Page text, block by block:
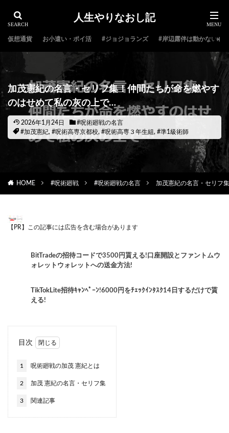
人生やりなおし記
仮想通貨 お小遣い・ポイ活 #ジョジョランズ #岸辺露伴は動かない
加茂憲紀の名言・セリフ集！仲間たちが命を燃やす
のはせめて私の灰の上で…
2026年1月24日
#呪術廻戦の名言
#加茂憲紀, #呪術高専京都校, #呪術高専３年生組, #準1級術師
HOME #呪術廻戦 #呪術廻戦の名言 加茂憲紀の名言・セリフ
【PR】この記事には広告を含む場合があります
BitTradeの招待コードで3500円貰える!口座開設とファントムウ
ォレットウォレットへの送金方法!
TikTokLite招待ｷｬﾝﾍﾟｰﾝ!6000円をﾁｪｯｸｲﾝﾀｽｸ14日するだけで貰
える!
目次
1 呪術廻戦の加茂 憲紀とは
2 加茂 憲紀の名言・セリフ集
3 関連記事